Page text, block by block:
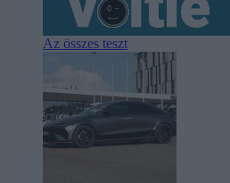
Az összes teszt